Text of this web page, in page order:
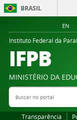
BRASIL
EN
Instituto Federal da
IFPB
MINISTÉRIO DA
Buscar no portal
Transparência